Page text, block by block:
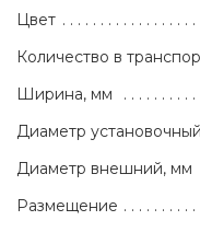
Цвет
Количество в
Ширина, мм
Диаметр
Диаметр внешний, мм
Размещение